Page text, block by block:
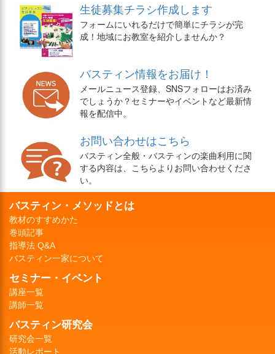
生徒募集チラシ作成します
フォームにいれるだけで簡単にチラシが完
成！地域にお教室を紹介しませんか？
バスティン情報をお届け！
メールニュース登録、SNSフォローはお済み
でしょうか？セミナーやイベントなど最新情
報を配信中。
お問い合わせはこちら
バスティン全般・バスティンの楽曲利用に関
する内容は、こちらよりお問い合わせくださ
い。
バスティン・メソッドとは
教材のすすめかた
巻頭記事
指導法 Q&A
バスティン一家について
セミナー・イベント
講座一覧
講師一覧
バスティン研究会
研究会一覧
活動レポート